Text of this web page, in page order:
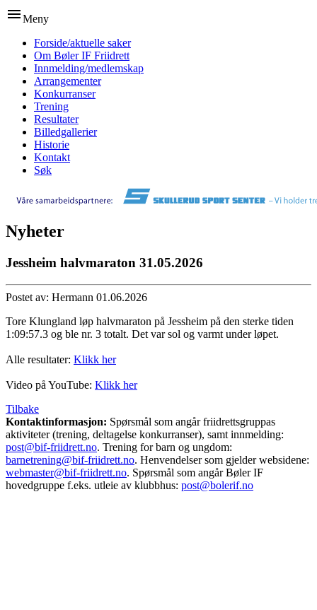
menuMeny
Forside/aktuelle saker
Om Bøler IF Friidrett
Innmelding/medlemskap
Arrangementer
Konkurranser
Trening
Resultater
Billedgallerier
Historie
Kontakt
Søk
Nyheter
Jessheim halvmaraton 31.05.2026
Postet av: Hermann 01.06.2026
Tore Klungland løp halvmaraton på Jessheim på den sterke tiden
1:09:57.3 og ble nr. 3 totalt. Det var sol og varmt under løpet.
Alle resultater: Klikk her
Video på YouTube: Klikk her
Tilbake
Kontaktinformasjon: Spørsmål som angår friidrettsgruppas
aktiviteter (trening, deltagelse konkurranser), samt innmelding:
post@bif-friidrett.no. Trening for barn og ungdom:
barnetrening@bif-friidrett.no. Henvendelser som gjelder websidene:
webmaster@bif-friidrett.no. Spørsmål som angår Bøler IF
hovedgruppe f.eks. utleie av klubbhus: post@bolerif.no